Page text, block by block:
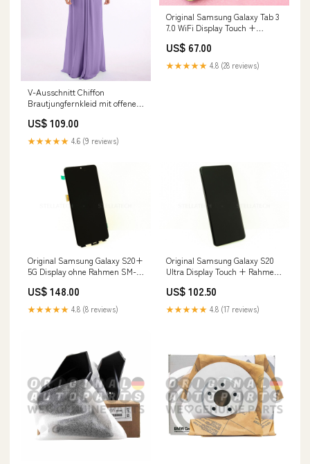
V-Ausschnitt Chiffon
Brautjungfernkleid mit offenem
US$ 109.00
★★★★★ 4.6 (9 reviews)
Original Samsung Galaxy Tab 3
7.0 WiFi Display Touch +
Reparatur-Service
US$ 67.00
★★★★★ 4.8 (28 reviews)
Original Samsung Galaxy S20+
5G Display ohne Rahmen SM-
US$ 148.00
★★★★★ 4.8 (8 reviews)
Original Samsung Galaxy S20
Ultra Display Touch + Rahmen
Reparatur-Service
US$ 102.50
★★★★★ 4.8 (17 reviews)